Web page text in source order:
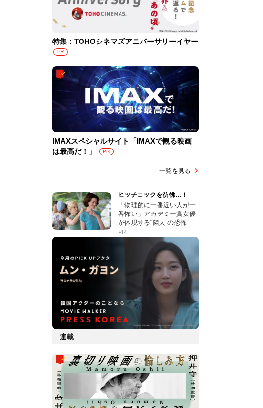
特集：TOHOシネマズアニバーサリーイヤー
PR
IMAXスペシャルサイト「IMAXで観る映画
は最高だ！」
PR
一覧を見る
ヒッチコックを彷彿…！
「物理的に一番近い人が一
番怖い」アカデミー賞女優
が体現する“隣人”の恐怖
PR
連載